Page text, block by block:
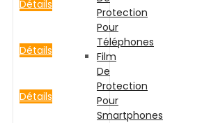
Protection
Pour
Téléphones
Film
De
Protection
Pour
Smartphones
Détails
Détails
Détails